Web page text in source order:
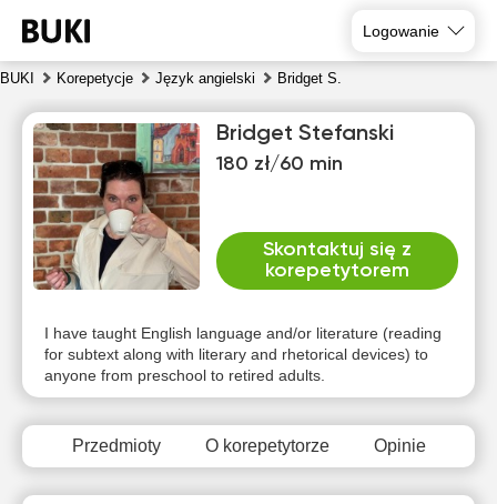
Logowanie
BUKI Korepetycje Język angielski Bridget S.
Bridget Stefanski
180 zł/60 min
Skontaktuj się z
korepetytorem
I have taught English language and/or literature (reading
for subtext along with literary and rhetorical devices) to
anyone from preschool to retired adults.
Przedmioty O korepetytorze Opinie
7
8
9
10
11
12
Brak
dostępnych
terminów
Brak
dostępnych
terminów
Brak
dostępnych
terminów
Brak
dostępnych
terminów
dostępnych
terminów
Brak
terminów